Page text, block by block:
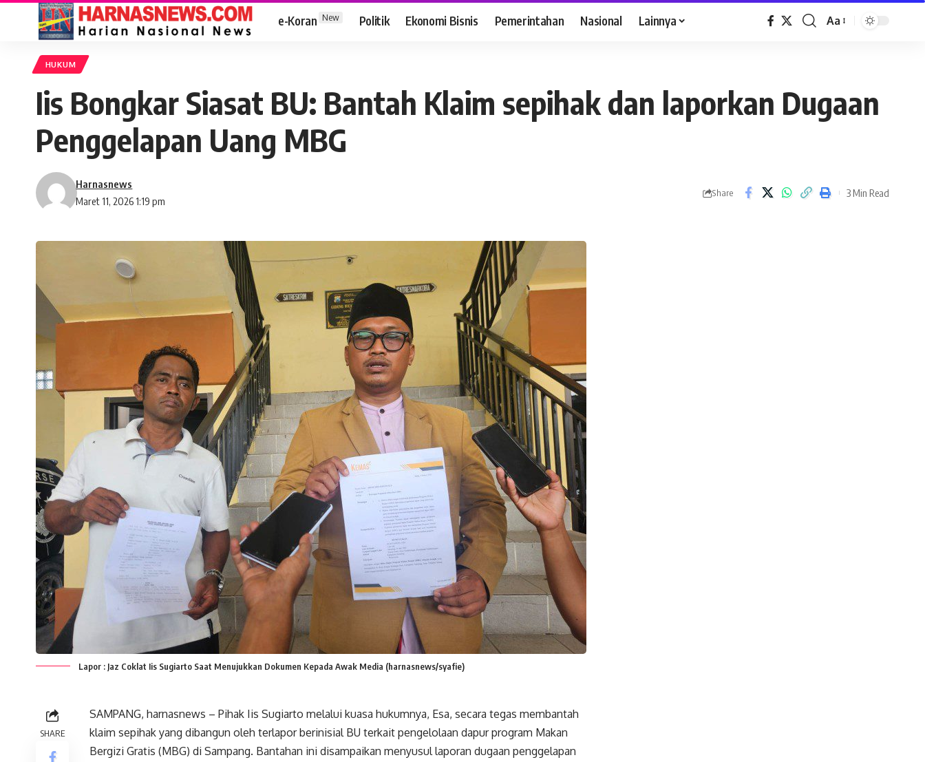
e-Koran New Politik Ekonomi Bisnis Pemerintahan Nasional Lainnya Aa
HUKUM
Iis Bongkar Siasat BU: Bantah Klaim sepihak dan laporkan Dugaan
Penggelapan Uang MBG
Maret 11, 2026 1:19 pm
Harnasnews
Share 3 Min Read
Lapor : Jaz Coklat Iis Sugiarto Saat Menujukkan Dokumen Kepada Awak Media (harnasnews/syafie)
SHARE
SAMPANG, harnasnews – Pihak Iis Sugiarto melalui kuasa hukumnya, Esa, secara tegas membantah
klaim sepihak yang dibangun oleh terlapor berinisial BU terkait pengelolaan dapur program Makan
Bergizi Gratis (MBG) di Sampang. Bantahan ini disampaikan menyusul laporan dugaan penggelapan